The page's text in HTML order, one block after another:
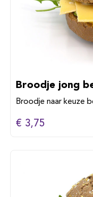
Broodje jong
Broodje naar keuze
€ 3,75